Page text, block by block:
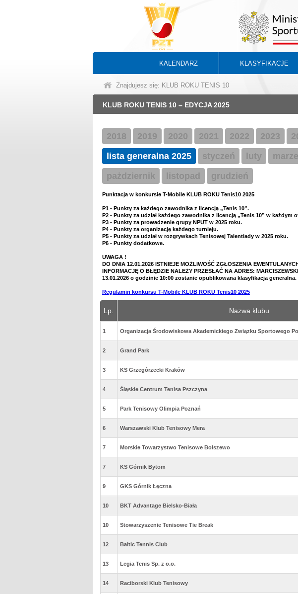
KALENDARZ KLASYFIKACJE
Znajdujesz się: KLUB ROKU TENIS 10
KLUB ROKU TENIS 10 – EDYCJA 2025
2018 2019 2020 2021 2022 2023
lista generalna 2025
styczeń luty
pażdziernik
listopad grudzień
Punktacja w konkursie T-Mobile KLUB ROKU Tenis10 2025
P1 - Punkty za każdego zawodnika z licencją „Tenis 10”.
P2 - Punkty za udział każdego zawodnika z licencją „Tenis 10” w
P3 - Punkty za prowadzenie grupy NPUT w 2025 roku.
P4 - Punkty za organizację każdego turnieju.
P5 - Punkty za udział w rozgrywkach Tenisowej Talentiady w 2025 roku.
P6 - Punkty dodatkowe.
UWAGA !
DO DNIA 12.01.2026 ISTNIEJE MOŻLIWOŚĆ ZGŁOSZENIA
INFORMACJĘ O BŁĘDZIE NALEŻY PRZESŁAĆ NA ADRES:
13.01.2026 o godzinie 10:00 zostanie opublikowana klasyfikacja generalna.
Regulamin konkursu T-Mobile KLUB ROKU Tenis10 2025
Lp. Nazwa klubu
1 Organizacja Środowiskowa Akademickiego Związku Sportowego
2 Grand Park
3 KS Grzegórzecki Kraków
4 Śląskie Centrum Tenisa Pszczyna
5 Park Tenisowy Olimpia Poznań
6 Warszawski Klub Tenisowy Mera
7 Morskie Towarzystwo Tenisowe Bolszewo
7 KS Górnik Bytom
9 GKS Górnik Łęczna
10 BKT Advantage Bielsko-Biała
10 Stowarzyszenie Tenisowe Tie Break
12 Baltic Tennis Club
13 Legia Tenis Sp. z o.o.
14 Raciborski Klub Tenisowy